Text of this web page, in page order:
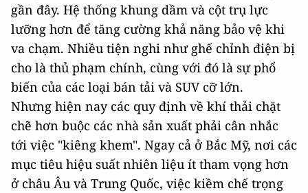
gần đây. Hệ thống khung dầm và cột trụ lực
lưỡng hơn để tăng cường khả năng bảo vệ khi
va chạm. Nhiều tiện nghi như ghế chỉnh điện bị
cho là thủ phạm chính, cùng với đó là sự phổ
biến của các loại bán tải và SUV cỡ lớn.
Nhưng hiện nay các quy định về khí thải chặt
chẽ hơn buộc các nhà sản xuất phải cân nhắc
tới việc "kiêng khem". Ngay cả ở Bắc Mỹ, nơi các
mục tiêu hiệu suất nhiên liệu ít tham vọng hơn
ở châu Âu và Trung Quốc, việc kiềm chế trọng